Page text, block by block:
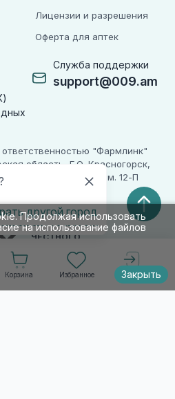
другой город
Корзина Избранное Войти
Продолжая использовать
на использование файлов
Закрыть
Служба поддержки
support@009.am
Лицензии и разрешения
Оферта для аптек
"Фармлинк"
область, Г.О. Красногорск,
д. 17, помещ. III, ком. 12-П
ПАРТНЕР
ЧЕСТНОГО